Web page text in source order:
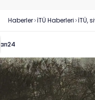
Haberler İTÜ Haberleri İTÜ,
arı24